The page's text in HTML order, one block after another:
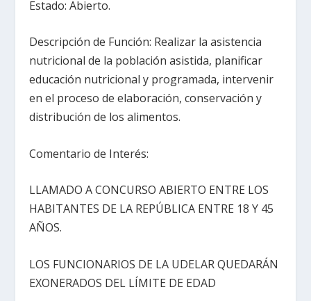
Estado: Abierto.
Descripción de Función: Realizar la asistencia
nutricional de la población asistida, planificar
educación nutricional y programada, intervenir
en el proceso de elaboración, conservación y
distribución de los alimentos.
Comentario de Interés:
LLAMADO A CONCURSO ABIERTO ENTRE LOS
HABITANTES DE LA REPÚBLICA ENTRE 18 Y 45
AÑOS.
LOS FUNCIONARIOS DE LA UDELAR QUEDARÁN
EXONERADOS DEL LÍMITE DE EDAD